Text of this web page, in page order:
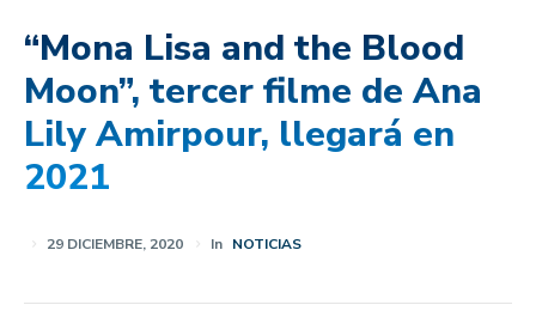
“Mona Lisa and the Blood
Moon”, tercer filme de Ana
Lily Amirpour, llegará en
2021
29 DICIEMBRE, 2020 In NOTICIAS